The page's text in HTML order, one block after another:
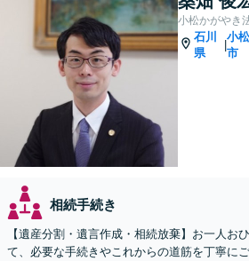
小松かがやき
石川
県
|
小
市
相続手続き
【遺産分割・遺言作成・相続放棄】お一人お
て、必要な手続きやこれからの道筋を丁寧に